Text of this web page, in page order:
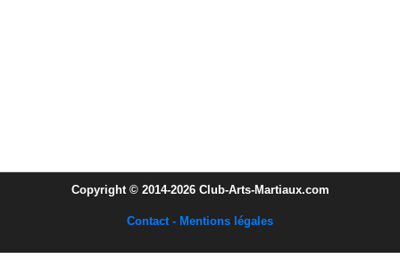
Copyright © 2014-2026 Club-Arts-Martiaux.com
Contact - Mentions légales